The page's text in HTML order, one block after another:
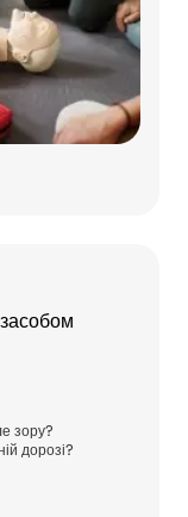
зору?
дорозі?